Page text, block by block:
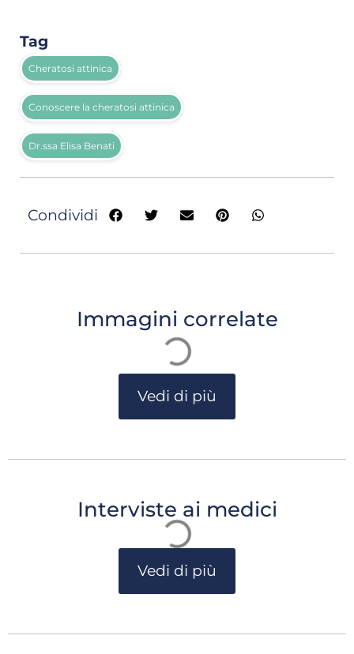
Tag
Cheratosi attinica
Conoscere la cheratosi attinica
Dr.ssa Elisa Benati
Condividi
Immagini correlate
Vedi di più
Interviste ai medici
Vedi di più